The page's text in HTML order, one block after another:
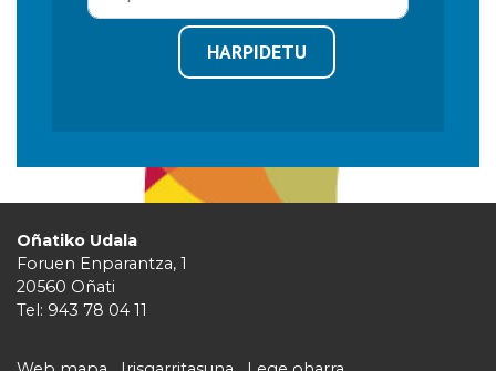
HARPIDETU
Oñatiko Udala
Foruen Enparantza, 1
20560 Oñati
Tel: 943 78 04 11